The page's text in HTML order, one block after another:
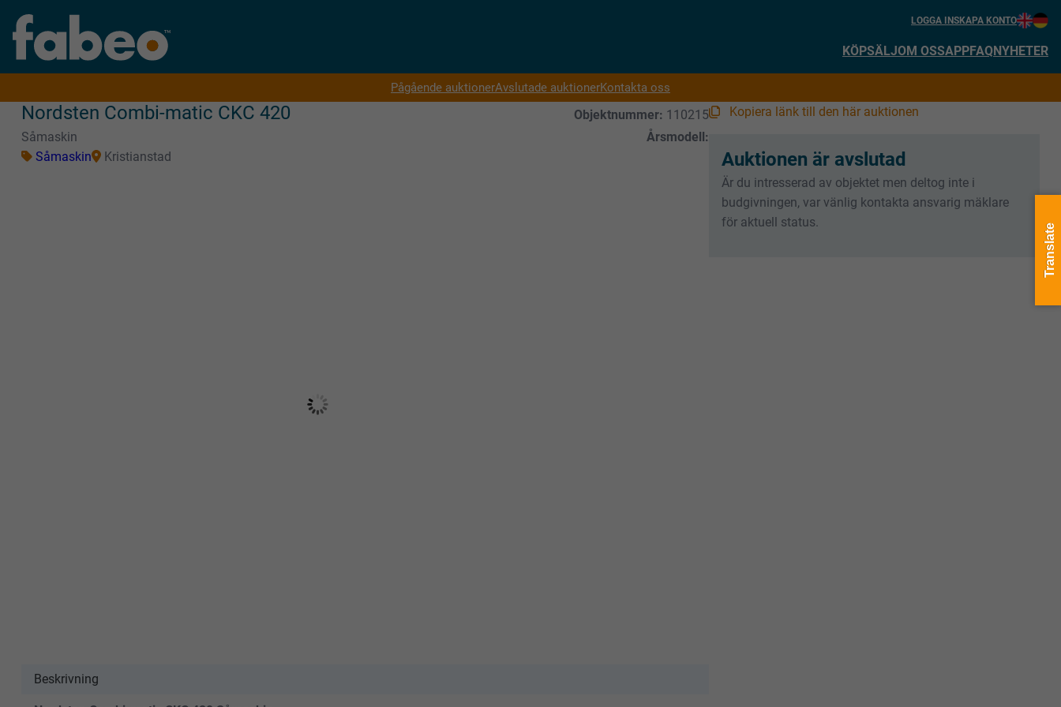
LOGGA INSKAPA KONTO
KÖPSÄLJOM OSSAPPFAQNYHETER
Pågående auktionerAvslutade auktionerKontakta oss
Nordsten Combi-matic CKC 420 Objektnummer: 110215
Såmaskin
Årsmodell:
Såmaskin
Kristianstad
Beskrivning
Kopiera länk till den här auktionen
Auktionen är avslutad
Är du intresserad av objektet men deltog inte i
budgivningen, var vänlig kontakta ansvarig mäklare
för aktuell status.
Translate